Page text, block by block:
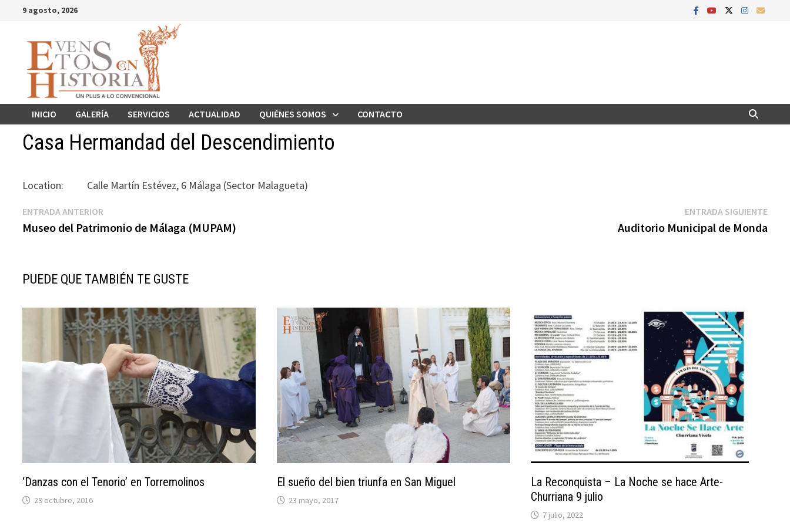
Saltar
contenido
9 agosto, 2026
INICIO GALERÍA SERVICIOS ACTUALIDAD QUIÉNES SOMOS CONTACTO
Casa Hermandad del Descendimiento
Location: Calle Martín Estévez, 6 Málaga (Sector Malagueta)
Navegación
de
ENTRADA ANTERIOR
anterior:
Museo del Patrimonio de Málaga (MUPAM)
ENTRADA SIGUIENTE
Auditorio Municipal de Monda
PUEDE QUE TAMBIÉN TE GUSTE
‘Danzas con el Tenorio’ en Torremolinos
29 octubre, 2016
El sueño del bien triunfa en San Miguel
23 mayo, 2017
La Reconquista – La Noche se hace Arte-
Churriana 9 julio
7 julio, 2022